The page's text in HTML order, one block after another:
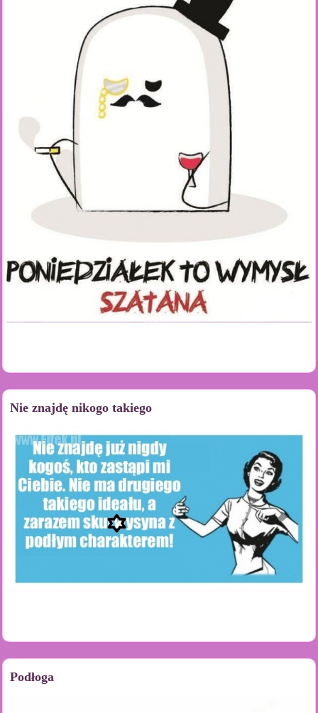
Nie znajdę nikogo takiego
Podłoga